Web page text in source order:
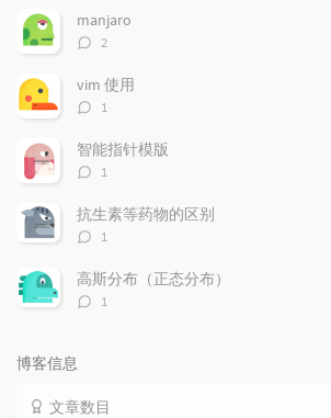
文
章
manjaro
评
数：
2
vim 使用
评
数：
1
智能指针模版
评
数：
1
抗生素等药物的区别
评
数：
1
高斯分布（正态分布）
评1
博客信息
文章数目